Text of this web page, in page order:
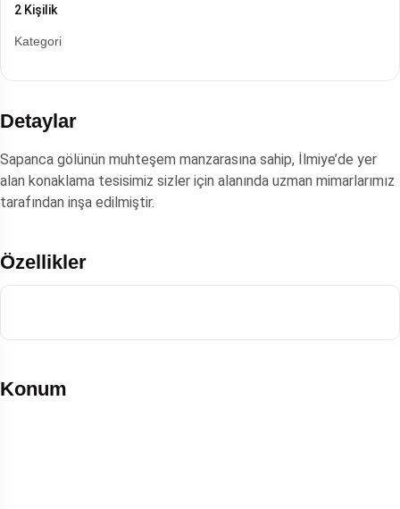
2 Kişilik
Kategori
Detaylar
Sapanca gölünün muhteşem manzarasına sahip, İlmiye’de yer
alan konaklama tesisimiz sizler için alanında uzman mimarlarımız
tarafından inşa edilmiştir.
Özellikler
Konum